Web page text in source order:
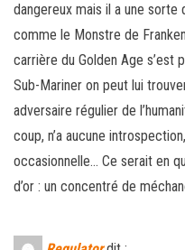
dangereux mais il a une sorte
comme le Monstre de
carrière du Golden Age s’est
Sub-Mariner on peut lui
adversaire régulier de
coup, n’a aucune
occasionnelle… Ce serait en
d’or : un concentré de